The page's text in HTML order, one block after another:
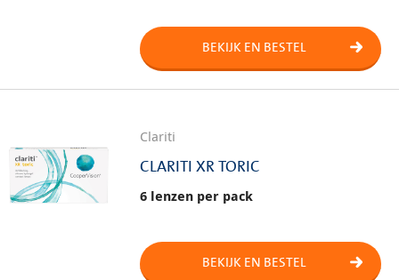
BEKIJK EN BESTEL
Clariti
CLARITI XR TORIC
6 lenzen per pack
BEKIJK EN BESTEL